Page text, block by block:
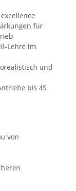
für
Lehre im
und
bis 4S
von